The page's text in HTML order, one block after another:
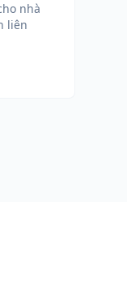
nhà
liên